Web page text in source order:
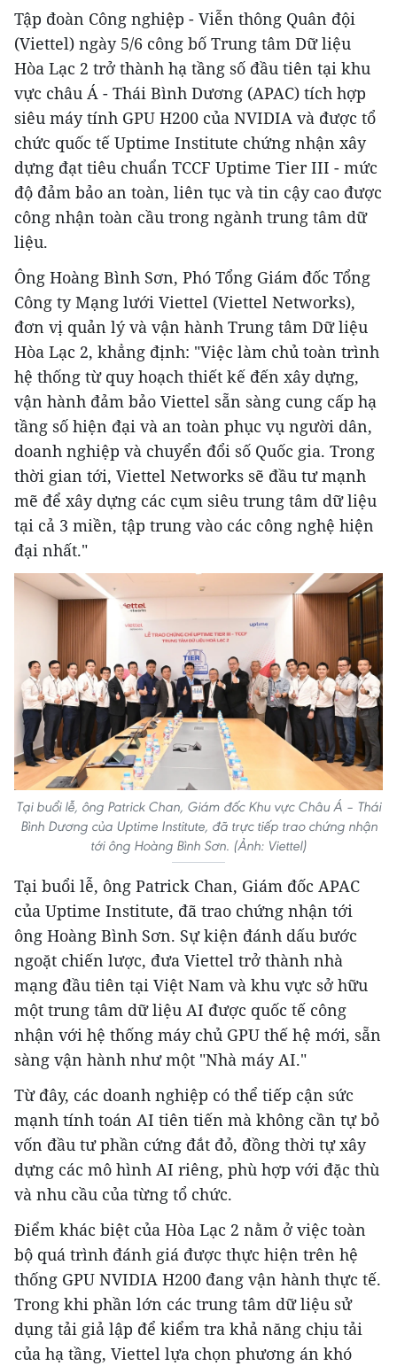
Tập đoàn Công nghiệp - Viễn thông Quân đội
(Viettel) ngày 5/6 công bố Trung tâm Dữ liệu
Hòa Lạc 2 trở thành hạ tầng số đầu tiên tại khu
vực châu Á - Thái Bình Dương (APAC) tích hợp
siêu máy tính GPU H200 của NVIDIA và được tổ
chức quốc tế Uptime Institute chứng nhận xây
dựng đạt tiêu chuẩn TCCF Uptime Tier III - mức
độ đảm bảo an toàn, liên tục và tin cậy cao được
công nhận toàn cầu trong ngành trung tâm dữ
liệu.
Ông Hoàng Bình Sơn, Phó Tổng Giám đốc Tổng
Công ty Mạng lưới Viettel (Viettel Networks),
đơn vị quản lý và vận hành Trung tâm Dữ liệu
Hòa Lạc 2, khẳng định: "Việc làm chủ toàn trình
hệ thống từ quy hoạch thiết kế đến xây dựng,
vận hành đảm bảo Viettel sẵn sàng cung cấp hạ
tầng số hiện đại và an toàn phục vụ người dân,
doanh nghiệp và chuyển đổi số Quốc gia. Trong
thời gian tới, Viettel Networks sẽ đầu tư mạnh
mẽ để xây dựng các cụm siêu trung tâm dữ liệu
tại cả 3 miền, tập trung vào các công nghệ hiện
đại nhất."
Tại buổi lễ, ông Patrick Chan, Giám đốc Khu vực Châu Á – Thái
Bình Dương của Uptime Institute, đã trực tiếp trao chứng nhận
tới ông Hoàng Bình Sơn. (Ảnh: Viettel)
Tại buổi lễ, ông Patrick Chan, Giám đốc APAC
của Uptime Institute, đã trao chứng nhận tới
ông Hoàng Bình Sơn. Sự kiện đánh dấu bước
ngoặt chiến lược, đưa Viettel trở thành nhà
mạng đầu tiên tại Việt Nam và khu vực sở hữu
một trung tâm dữ liệu AI được quốc tế công
nhận với hệ thống máy chủ GPU thế hệ mới, sẵn
sàng vận hành như một "Nhà máy AI."
Từ đây, các doanh nghiệp có thể tiếp cận sức
mạnh tính toán AI tiên tiến mà không cần tự bỏ
vốn đầu tư phần cứng đắt đỏ, đồng thời tự xây
dựng các mô hình AI riêng, phù hợp với đặc thù
và nhu cầu của từng tổ chức.
Điểm khác biệt của Hòa Lạc 2 nằm ở việc toàn
bộ quá trình đánh giá được thực hiện trên hệ
thống GPU NVIDIA H200 đang vận hành thực tế.
Trong khi phần lớn các trung tâm dữ liệu sử
dụng tải giả lập để kiểm tra khả năng chịu tải
của hạ tầng, Viettel lựa chọn phương án khó